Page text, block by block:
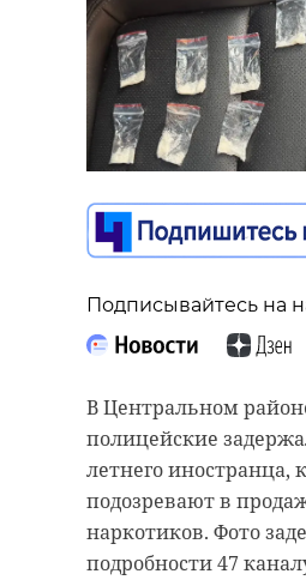
Подписывайтесь на
В Центральном
полицейские
летнего иностранца,
подозревают в
наркотиков. Фото
подробности 47